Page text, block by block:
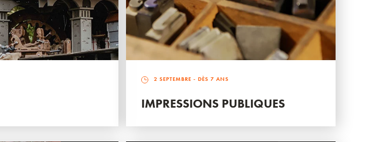
2 SEPTEMBRE - DÈS 7 ANS
IMPRESSIONS PUBLIQUES